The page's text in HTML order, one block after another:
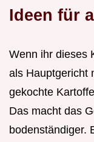
Ideen für
Wenn ihr dieses
als Hauptgericht
gekochte
Das macht das
bodenständiger.